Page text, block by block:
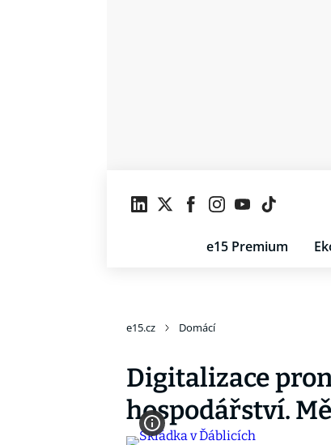
e15 Premium
e15.cz Domácí
Digitalizace
hospodářství.